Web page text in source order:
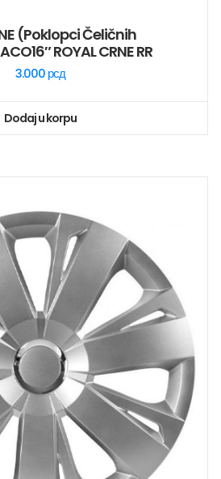
(poklopci Čeličnih
ROYAL CRNE RR
3.000 рсд
Dodaj u korpu